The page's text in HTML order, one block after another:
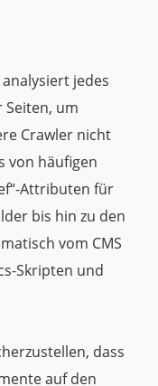
jedes
Seiten, um
Crawler nicht
von häufigen
Attributen für
bis hin zu den
vom CMS
Skripten und
dass
auf den